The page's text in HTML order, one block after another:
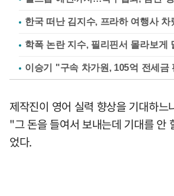
한국 떠난 김지수, 프라하 여행사
학폭 논란 지수, 필리핀서 몰라보게
이승기 "구속 차가원, 105억 전세금
제작진이 영어 실력 향상을 기대하느
"그 돈을 들여서 보내는데 기대를 안
었다.